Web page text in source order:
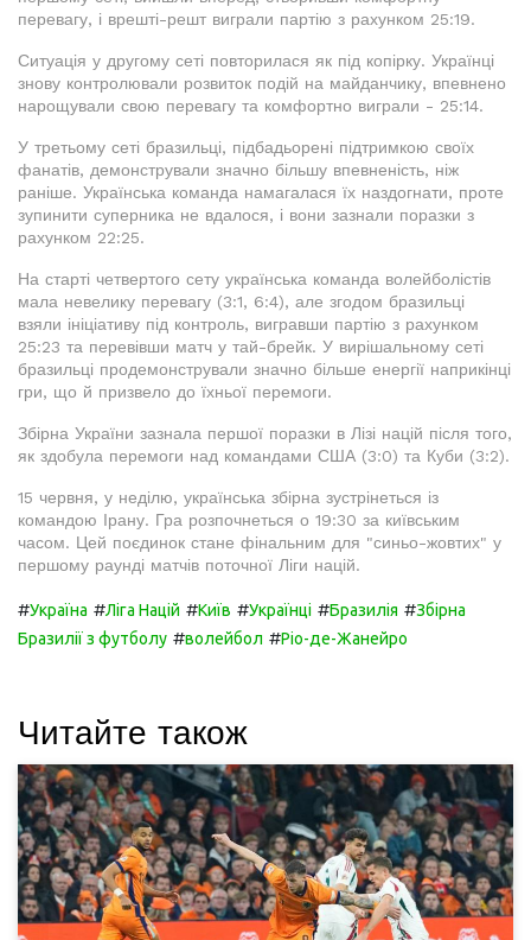
перевагу, і врешті-решт виграли партію з рахунком 25:19.
Ситуація у другому сеті повторилася як під копірку. Українці
знову контролювали розвиток подій на майданчику, впевнено
нарощували свою перевагу та комфортно виграли - 25:14.
У третьому сеті бразильці, підбадьорені підтримкою своїх
фанатів, демонстрували значно більшу впевненість, ніж
раніше. Українська команда намагалася їх наздогнати, проте
зупинити суперника не вдалося, і вони зазнали поразки з
рахунком 22:25.
На старті четвертого сету українська команда волейболістів
мала невелику перевагу (3:1, 6:4), але згодом бразильці
взяли ініціативу під контроль, вигравши партію з рахунком
25:23 та перевівши матч у тай-брейк. У вирішальному сеті
бразильці продемонстрували значно більше енергії наприкінці
гри, що й призвело до їхньої перемоги.
Збірна України зазнала першої поразки в Лізі націй після того,
як здобула перемоги над командами США (3:0) та Куби (3:2).
15 червня, у неділю, українська збірна зустрінеться із
командою Ірану. Гра розпочнеться о 19:30 за київським
часом. Цей поєдинок стане фінальним для "синьо-жовтих" у
першому раунді матчів поточної Ліги націй.
#Україна #Ліга Націй #Київ #Українці #Бразилія #Збірна
Бразилії з футболу #волейбол #Ріо-де-Жанейро
Читайте також